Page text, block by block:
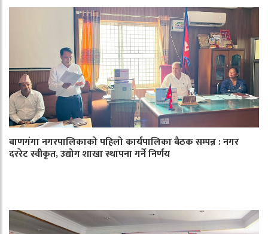
बाणगंगा नगरपालिकाको पहिलो कार्यपालिका बैठक सम्पन्न : नगर
दररेट स्वीकृत, उद्योग शाखा स्थापना गर्ने निर्णय